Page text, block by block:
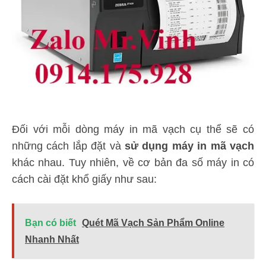
Đối với mỗi dòng máy in mã vạch cụ thể sẽ có
những cách lắp đặt và sử dụng máy in mã vạch
khác nhau. Tuy nhiên, về cơ bản đa số máy in có
cách cài đặt khổ giấy như sau:
Bạn có biết Quét Mã Vạch Sản Phẩm Online
Nhanh Nhất